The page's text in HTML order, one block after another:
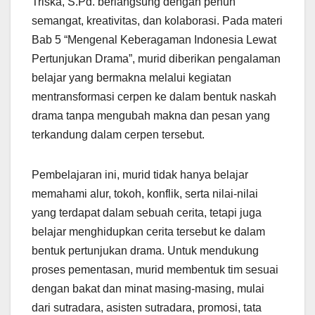
semangat, kreativitas, dan kolaborasi. Pada materi
Bab 5 “Mengenal Keberagaman Indonesia Lewat
Pertunjukan Drama”, murid diberikan pengalaman
belajar yang bermakna melalui kegiatan
mentransformasi cerpen ke dalam bentuk naskah
drama tanpa mengubah makna dan pesan yang
terkandung dalam cerpen tersebut.
Pembelajaran ini, murid tidak hanya belajar
memahami alur, tokoh, konflik, serta nilai-nilai
yang terdapat dalam sebuah cerita, tetapi juga
belajar menghidupkan cerita tersebut ke dalam
bentuk pertunjukan drama. Untuk mendukung
proses pementasan, murid membentuk tim sesuai
dengan bakat dan minat masing-masing, mulai
dari sutradara, asisten sutradara, promosi, tata